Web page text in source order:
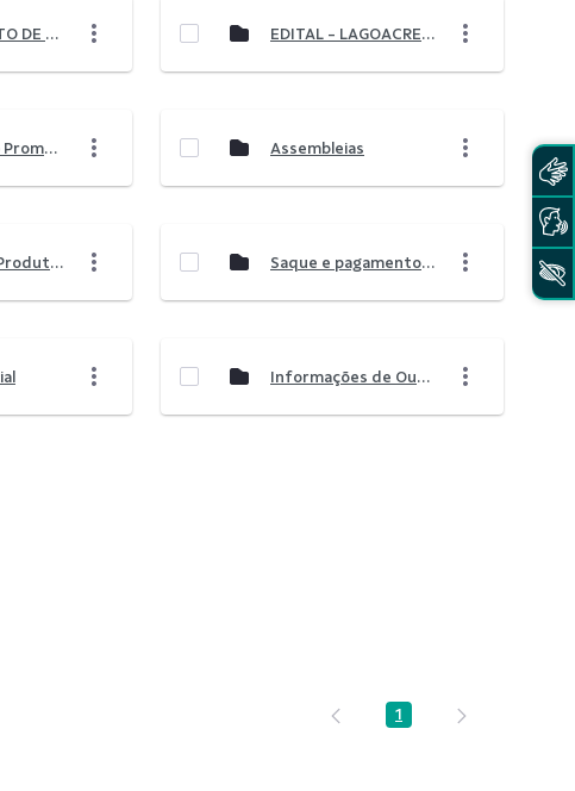
REGULAMENTO DE BENEFÍCIOS PARA O CONVÊNIO ENTRE SICOOB LAGOACRED E HOSPITAL SÃO CARLOS EDITAL - LAGOACRED SOCIAL 2026
Regulamento Promoção Quem Coopera Ganha Assembleias
Portfólio de Produtos e Serviços Saque e pagamento em espécie
Informações de Ouvidoria
Página
1